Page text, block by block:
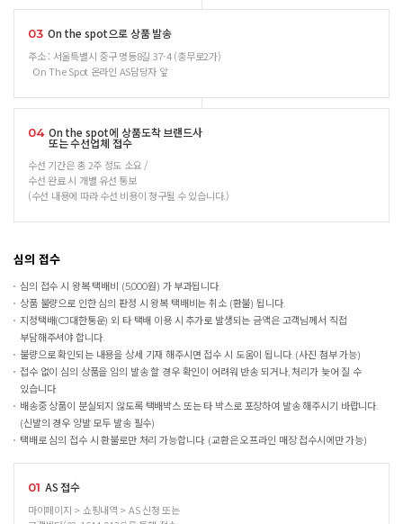
03 On the spot으로 상품 발송
주소 : 서울특별시 중구 명동8길 37-4 (충무로2가)
On The Spot 온라인 AS담당자 앞
04 On the spot에 상품도착 브랜드사
또는 수선업체 접수
수선 기간은 총 2주 정도 소요 /
수선 완료 시 개별 유선 통보
(수선 내용에 따라 수선 비용이 청구될 수 있습니다.)
심의 접수
심의 접수 시 왕복 택배비 (5,000원) 가 부과됩니다.
상품 불량으로 인한 심의 판정 시 왕복 택배비는 취소 (환불) 됩니다.
지정택배(CJ대한통운) 외 타 택배 이용 시 추가로 발생되는 금액은 고객님께서 직접
부담해주셔야 합니다.
불량으로 확인되는 내용을 상세 기재 해주시면 접수 시 도움이 됩니다. (사진 첨부 가능)
접수 없이 심의 상품을 임의 발송 할 경우 확인이 어려워 반송 되거나, 처리가 늦어 질 수
있습니다.
배송중 상품이 분실되지 않도록 택배박스 또는 타 박스로 포장하여 발송 해주시기 바랍니다.
(신발의 경우 양발 모두 발송 필수)
택배로 심의 접수 시 환불로만 처리 가능합니다. (교환은 오프라인 매장 접수시에만 가능)
01 AS 접수
마이페이지 > 쇼핑내역 > AS 신청 또는